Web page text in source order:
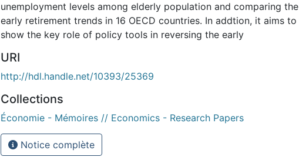
unemployment levels among elderly population and comparing the
early retirement trends in 16 OECD countries. In addtion, it aims to
show the key role of policy tools in reversing the early
URI
http://hdl.handle.net/10393/25369
Collections
Économie - Mémoires // Economics - Research Papers
Notice complète